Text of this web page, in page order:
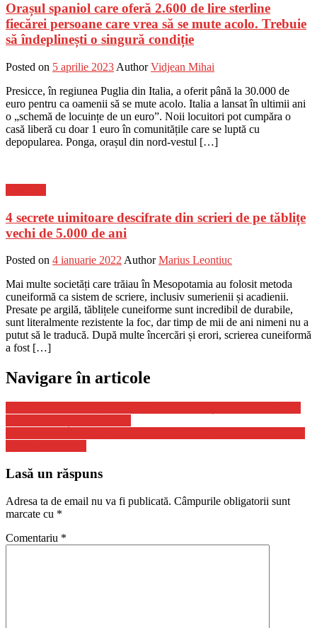
Orașul spaniol care oferă 2.600 de lire sterline
fiecărei persoane care vrea să se mute acolo. Trebuie
să îndeplinești o singură condiție
Posted on 5 aprilie 2023 Author Vidjean Mihai
Presicce, în regiunea Puglia din Italia, a oferit până la 30.000 de
euro pentru ca oamenii să se mute acolo. Italia a lansat în ultimii ani
o „schemă de locuințe de un euro”. Noii locuitori pot cumpăra o
casă liberă cu doar 1 euro în comunitățile care se luptă cu
depopularea. Ponga, orașul din nord-vestul […]
4 secrete uimitoare descifrate din scrieri de pe tăblițe
vechi de 5.000 de ani
Posted on 4 ianuarie 2022Author Marius Leontiuc
Mai multe societăți care trăiau în Mesopotamia au folosit metoda
cuneiformă ca sistem de scriere, inclusiv sumerienii și acadienii.
Presate pe argilă, tăblițele cuneiforme sunt incredibil de durabile,
sunt literalmente rezistente la foc, dar timp de mii de ani nimeni nu a
putut să le traducă. După multe încercări și erori, scrierea cuneiformă
a fost […]
Navigare în articole
Lasă un răspuns
Adresa ta de email nu va fi publicată. Câmpurile obligatorii sunt
marcate cu *
Comentariu *